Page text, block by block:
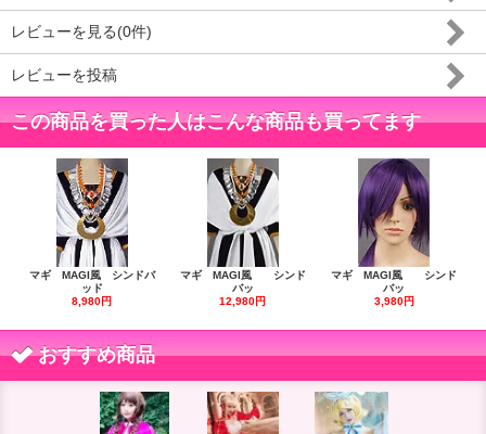
レビューを見る(0件)
レビューを投稿
この商品を買った人はこんな商品も買ってます
マギ MAGI風 シンドバ
ッド
8,980円
マギ MAGI風 シンド
バッ
12,980円
マギ MAGI風 シンド
バッ
3,980円
おすすめ商品